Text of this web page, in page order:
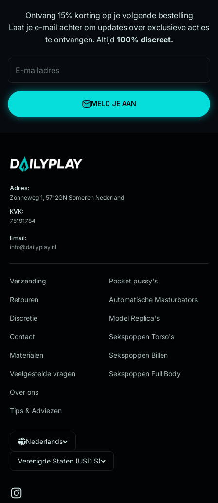
Ontvang 15% korting op je volgende bestelling
Laat je e-mail achter om updates over exclusieve acties
te ontvangen. Altijd 100% discreet.
E-mailadres
MELD JE AAN
Adres:
Zonneweg 1, 5712GN Someren Nederland
KVK:
75191784
Email:
info@dailyplay.nl
Verzending
Retouren
Discretie
Contact
Materialen
Veelgestelde vragen
Over ons
Tips & Adviezen
Pocket pussy's
Automatische Masturbators
Model Replica's
Sekspoppen Torso's
Sekspoppen Billen
Sekspoppen Full Body
Nederlands
Verenigde Staten (USD $)